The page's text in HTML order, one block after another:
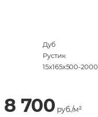
Дуб
Рустик
15х165х500-2000
8 700 руб./м²